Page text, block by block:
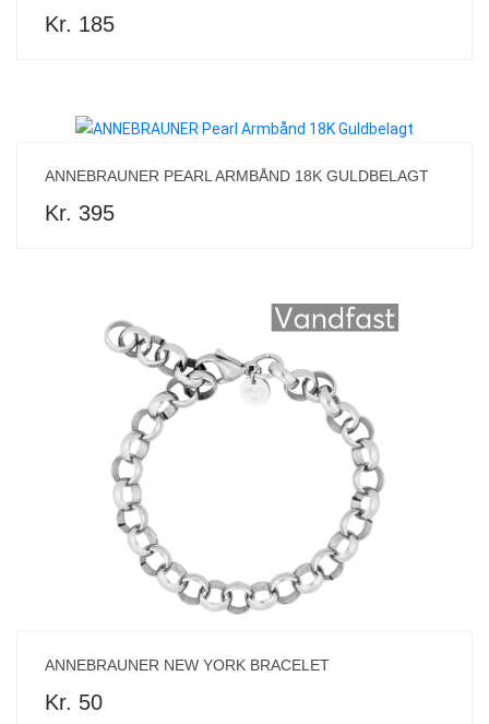
Kr. 185
ANNEBRAUNER PEARL ARMBÅND 18K GULDBELAGT
Kr. 395
ANNEBRAUNER NEW YORK BRACELET
Kr. 50